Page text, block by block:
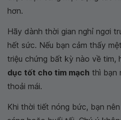
hơn.
Hãy dành thời gian nghỉ ngơi
hết sức. Nếu bạn cảm thấy
triệu chứng bất kỳ nào về tim,
dục tốt cho tim mạch thì bạn
thoải mái.
Khi thời tiết nóng bức, bạn